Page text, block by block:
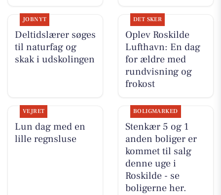
JOBNYT
Deltidslærer søges
til naturfag og
skak i udskolingen
DET SKER
Oplev Roskilde
Lufthavn: En dag
for ældre med
rundvisning og
frokost
VEJRET
Lun dag med en
lille regnsluse
BOLIGMARKED
Stenkær 5 og 1
anden boliger er
kommet til salg
denne uge i
Roskilde - se
boligerne her.